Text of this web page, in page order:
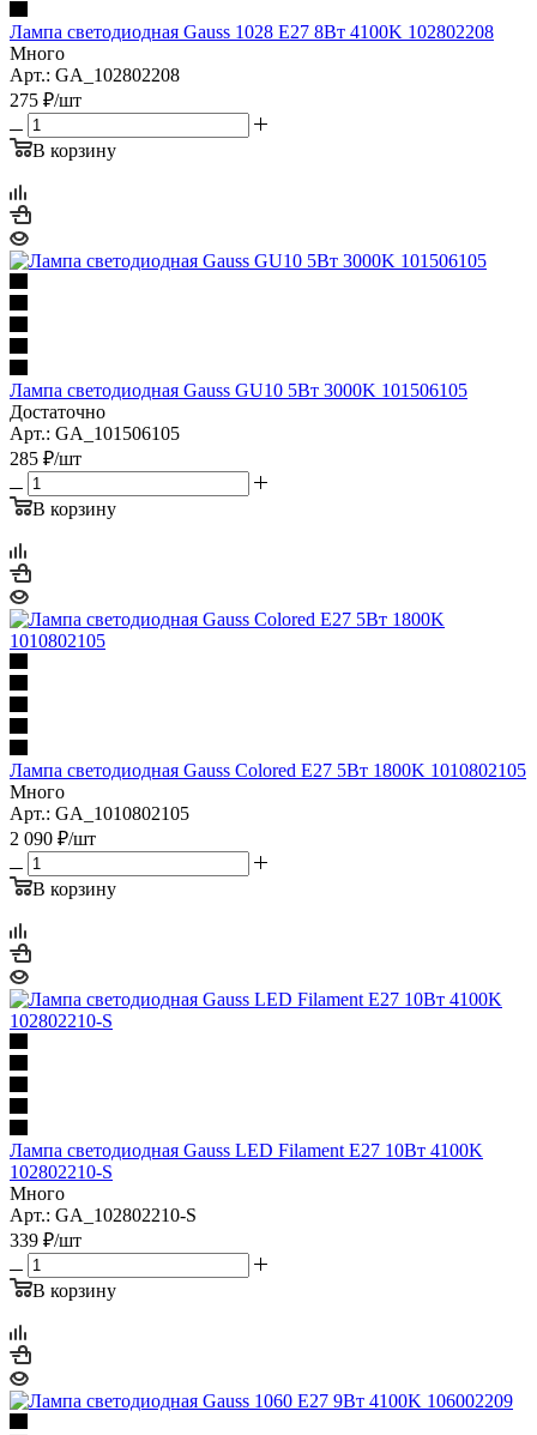
Лампа светодиодная Gauss 1028 E27 8Вт 4100K 102802208
Много
Арт.: GA_102802208
275 ₽/шт
В корзину
Лампа светодиодная Gauss GU10 5Вт 3000K 101506105
Достаточно
Арт.: GA_101506105
285 ₽/шт
В корзину
Лампа светодиодная Gauss Colored E27 5Вт 1800K 1010802105
Много
Арт.: GA_1010802105
2 090 ₽/шт
В корзину
Лампа светодиодная Gauss LED Filament E27 10Вт 4100K
102802210-S
Много
Арт.: GA_102802210-S
339 ₽/шт
В корзину